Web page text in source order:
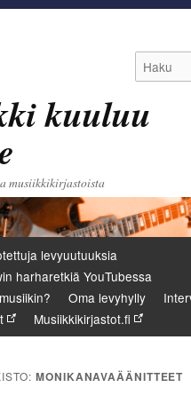
kuuluu
musiikkikirjastoista
levyuutuuksia
harharetkiä YouTubessa
Oma levyhylly
Musiikkikirjastot.fi
MONIKANAVAÄÄNITTEET